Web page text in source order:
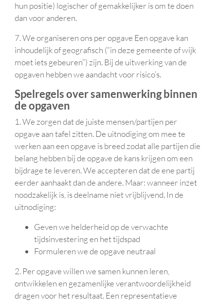
hun positie) logischer of gemakkelijker is om te doen
dan voor anderen.
7. We organiseren ons per opgave Een opgave kan
inhoudelijk of geografisch (“in deze gemeente of wijk
moet iets gebeuren”) zijn. Bij de uitwerking van de
opgaven hebben we aandacht voor risico’s.
Spelregels over samenwerking binnen
de opgaven
1. We zorgen dat de juiste mensen/partijen per
opgave aan tafel zitten. De uitnodiging om mee te
werken aan een opgave is breed zodat alle partijen die
belang hebben bij de opgave de kans krijgen om een
bijdrage te leveren. We accepteren dat de ene partij
eerder aanhaakt dan de andere. Maar: wanneer inzet
noodzakelijk is, is deelname niet vrijblijvend. In de
uitnodiging:
Geven we helderheid op de verwachte
tijdsinvestering en het tijdspad
Formuleren we de opgave neutraal
2. Per opgave willen we samen kunnen leren,
ontwikkelen en gezamenlijke verantwoordelijkheid
dragen voor het resultaat. Een representatieve